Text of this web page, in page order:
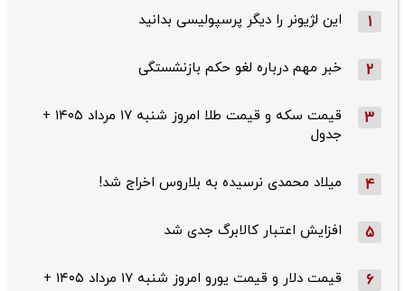
1 این لژیونر را دیگر پرسپولیسی بدانید
2 خبر مهم درباره لغو حکم بازنشستگی
3
قیمت سکه و قیمت طلا امروز شنبه ۱۷ مرداد ۱۴۰۵ +
جدول
4 میلاد محمدی نرسیده به بلاروس اخراج شد!
5 افزایش اعتبار کالابرگ جدی شد
6
قیمت دلار و قیمت یورو امروز شنبه ۱۷ مرداد ۱۴۰۵ +